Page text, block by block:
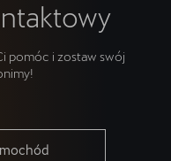
pomóc i zostaw swój